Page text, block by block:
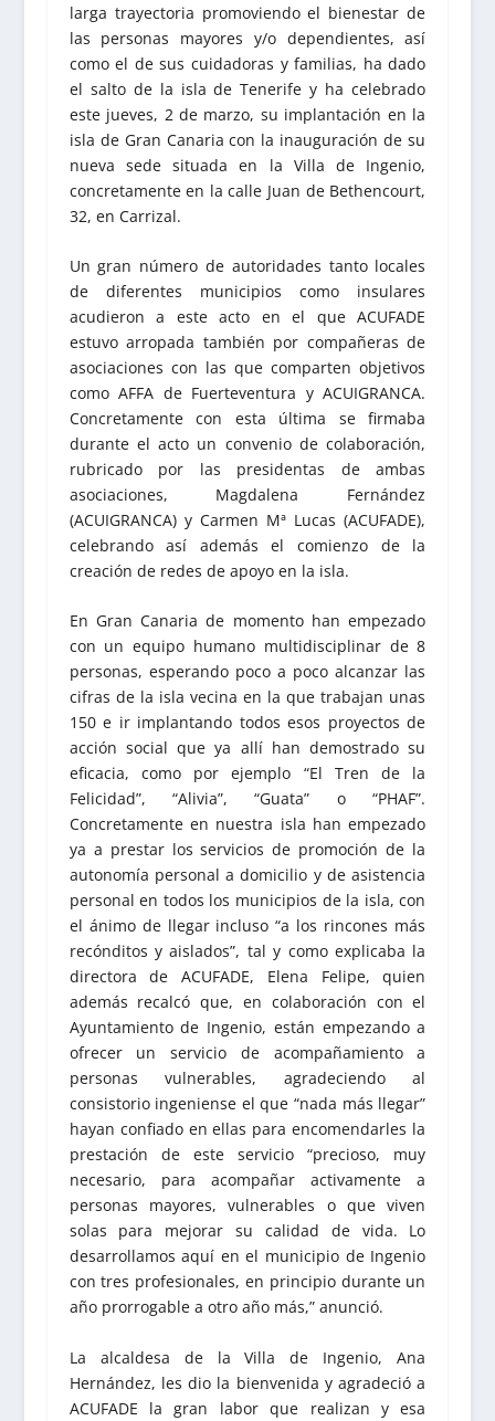
larga trayectoria promoviendo el bienestar de
las personas mayores y/o dependientes, así
como el de sus cuidadoras y familias, ha dado
el salto de la isla de Tenerife y ha celebrado
este jueves, 2 de marzo, su implantación en la
isla de Gran Canaria con la inauguración de su
nueva sede situada en la Villa de Ingenio,
concretamente en la calle Juan de Bethencourt,
32, en Carrizal.
Un gran número de autoridades tanto locales
de diferentes municipios como insulares
acudieron a este acto en el que ACUFADE
estuvo arropada también por compañeras de
asociaciones con las que comparten objetivos
como AFFA de Fuerteventura y ACUIGRANCA.
Concretamente con esta última se firmaba
durante el acto un convenio de colaboración,
rubricado por las presidentas de ambas
asociaciones, Magdalena Fernández
(ACUIGRANCA) y Carmen Mª Lucas (ACUFADE),
celebrando así además el comienzo de la
creación de redes de apoyo en la isla.
En Gran Canaria de momento han empezado
con un equipo humano multidisciplinar de 8
personas, esperando poco a poco alcanzar las
cifras de la isla vecina en la que trabajan unas
150 e ir implantando todos esos proyectos de
acción social que ya allí han demostrado su
eficacia, como por ejemplo “El Tren de la
Felicidad”, “Alivia”, “Guata” o “PHAF”.
Concretamente en nuestra isla han empezado
ya a prestar los servicios de promoción de la
autonomía personal a domicilio y de asistencia
personal en todos los municipios de la isla, con
el ánimo de llegar incluso “a los rincones más
recónditos y aislados”, tal y como explicaba la
directora de ACUFADE, Elena Felipe, quien
además recalcó que, en colaboración con el
Ayuntamiento de Ingenio, están empezando a
ofrecer un servicio de acompañamiento a
personas vulnerables, agradeciendo al
consistorio ingeniense el que “nada más llegar”
hayan confiado en ellas para encomendarles la
prestación de este servicio “precioso, muy
necesario, para acompañar activamente a
personas mayores, vulnerables o que viven
solas para mejorar su calidad de vida. Lo
desarrollamos aquí en el municipio de Ingenio
con tres profesionales, en principio durante un
año prorrogable a otro año más,” anunció.
La alcaldesa de la Villa de Ingenio, Ana
Hernández, les dio la bienvenida y agradeció a
ACUFADE la gran labor que realizan y esa